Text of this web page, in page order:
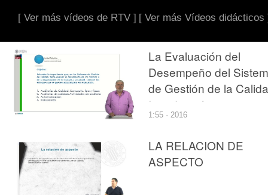
[ Ver más vídeos de RTV ] [ Ver más Vídeos didácticos
La Evaluación del
Desempeño del
de Gestión de la
Introducción.
1:55 · 2016
LA RELACION DE
ASPECTO